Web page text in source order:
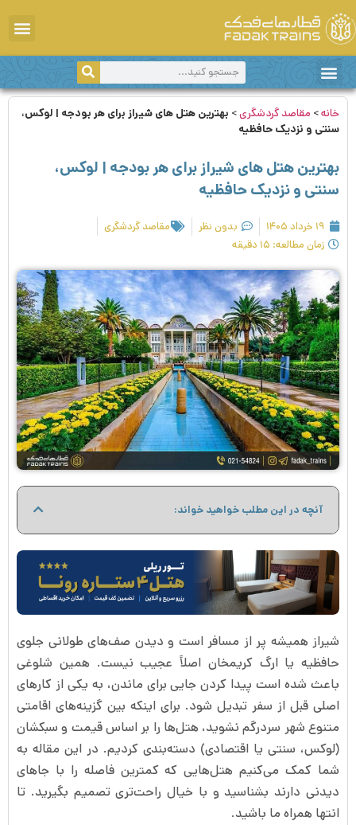
خانه> مقاصد گردشگری> بهترین هتل های شیراز برای هر بودجه | لوکس،
سنتی و نزدیک حافظیه
بهترین هتل های شیراز برای هر بودجه | لوکس،
سنتی و نزدیک حافظیه
۱۹ خرداد ۱۴۰۵ بدون نظر
مقاصد گردشگری
زمان مطالعه: ۱۵ دقیقه
آنچه در این مطلب خواهید خواند:
شیراز همیشه پر از مسافر است و دیدن صف‌های طولانی جلوی
حافظیه یا ارگ کریمخان اصلاً عجیب نیست. همین شلوغی
باعث شده است پیدا کردن جایی برای ماندن، به یکی از کارهای
اصلی قبل از سفر تبدیل شود. برای اینکه بین گزینه‌های اقامتی
متنوع شهر سردرگم نشوید، هتل‌ها را بر اساس قیمت و سبکشان
(لوکس، سنتی یا اقتصادی) دسته‌بندی کردیم. در این مقاله به
شما کمک می‌کنیم هتل‌هایی که کمترین فاصله را با جاهای
دیدنی دارند بشناسید و با خیال راحت‌تری تصمیم بگیرید. تا
انتها همراه ما باشید.